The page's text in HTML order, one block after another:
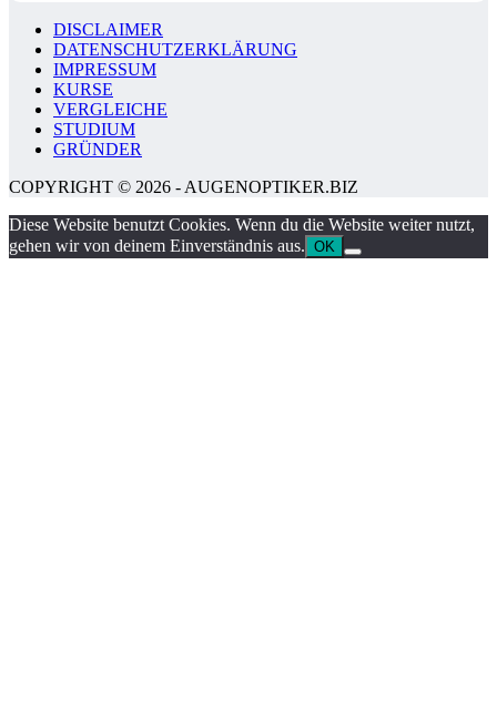
DISCLAIMER
DATENSCHUTZERKLÄRUNG
IMPRESSUM
KURSE
VERGLEICHE
STUDIUM
GRÜNDER
COPYRIGHT © 2026 - AUGENOPTIKER.BIZ
Diese Website benutzt Cookies. Wenn du die Website weiter nutzt,
gehen wir von deinem Einverständnis aus. OK